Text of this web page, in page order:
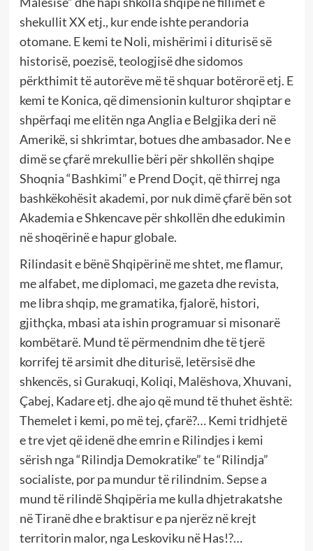
shekullit XX etj., kur ende ishte perandoria
otomane. E kemi te Noli, mishërimi i diturisë së
historisë, poezisë, teologjisë dhe sidomos
përkthimit të autorëve më të shquar botërorë etj. E
kemi te Konica, që dimensionin kulturor shqiptar e
shpërfaqi me elitën nga Anglia e Belgjika deri në
Amerikë, si shkrimtar, botues dhe ambasador. Ne e
dimë se çfarë mrekullie bëri për shkollën shqipe
Shoqnia “Bashkimi” e Prend Doçit, që thirrej nga
bashkëkohësit akademi, por nuk dimë çfarë bën sot
Akademia e Shkencave për shkollën dhe edukimin
në shoqërinë e hapur globale.
Rilindasit e bënë Shqipërinë me shtet, me flamur,
me alfabet, me diplomaci, me gazeta dhe revista,
me libra shqip, me gramatika, fjalorë, histori,
gjithçka, mbasi ata ishin programuar si misonarë
kombëtarë. Mund të përmendnim dhe të tjerë
korrifej të arsimit dhe diturisë, letërsisë dhe
shkencës, si Gurakuqi, Koliqi, Malëshova, Xhuvani,
Çabej, Kadare etj. dhe ajo që mund të thuhet është:
Themelet i kemi, po më tej, çfarë?… Kemi tridhjetë
e tre vjet që idenë dhe emrin e Rilindjes i kemi
sërish nga “Rilindja Demokratike” te “Rilindja”
socialiste, por pa mundur të rilindnim. Sepse a
mund të rilindë Shqipëria me kulla dhjetrakatshe
në Tiranë dhe e braktisur e pa njerëz në krejt
territorin malor, nga Leskoviku në Has!?…